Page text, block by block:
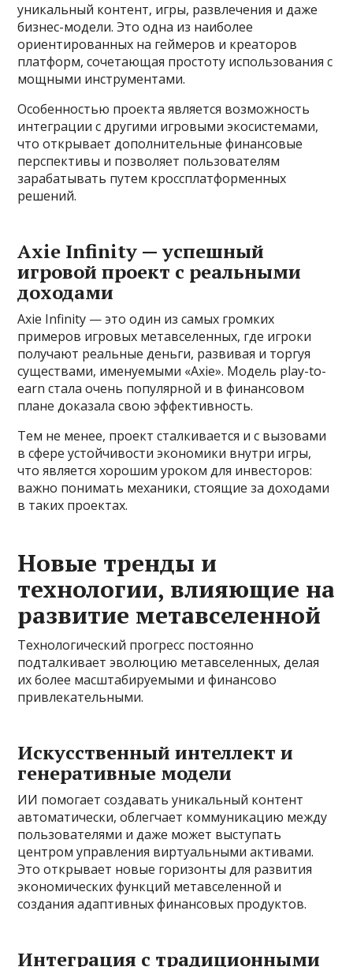
уникальный контент, игры, развлечения и даже
бизнес-модели. Это одна из наиболее
ориентированных на геймеров и креаторов
платформ, сочетающая простоту использования с
мощными инструментами.
Особенностью проекта является возможность
интеграции с другими игровыми экосистемами,
что открывает дополнительные финансовые
перспективы и позволяет пользователям
зарабатывать путем кроссплатформенных
решений.
Axie Infinity — успешный
игровой проект с реальными
доходами
Axie Infinity — это один из самых громких
примеров игровых метавселенных, где игроки
получают реальные деньги, развивая и торгуя
существами, именуемыми «Axie». Модель play-to-
earn стала очень популярной и в финансовом
плане доказала свою эффективность.
Тем не менее, проект сталкивается и с вызовами
в сфере устойчивости экономики внутри игры,
что является хорошим уроком для инвесторов:
важно понимать механики, стоящие за доходами
в таких проектах.
Новые тренды и
технологии, влияющие на
развитие метавселенной
Технологический прогресс постоянно
подталкивает эволюцию метавселенных, делая
их более масштабируемыми и финансово
привлекательными.
Искусственный интеллект и
генеративные модели
ИИ помогает создавать уникальный контент
автоматически, облегчает коммуникацию между
пользователями и даже может выступать
центром управления виртуальными активами.
Это открывает новые горизонты для развития
экономических функций метавселенной и
создания адаптивных финансовых продуктов.
Интеграция с традиционными